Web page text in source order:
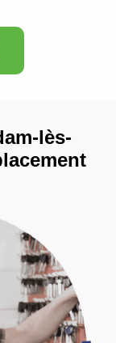
lès-